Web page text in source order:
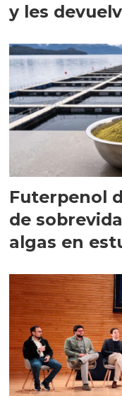
y les
Futerpenol
de
algas en